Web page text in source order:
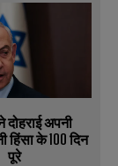
दोहराई अपनी
हिंसा के 100 दिन
पूरे